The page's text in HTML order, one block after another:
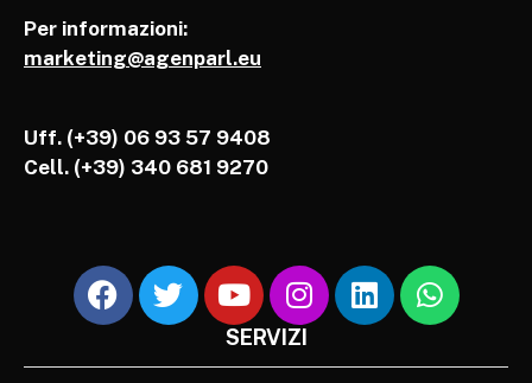
Per informazioni:
marketing@agenparl.eu
Uff. (+39) 06 93 57 9408
Cell. (+39) 340 681 9270
SERVIZI